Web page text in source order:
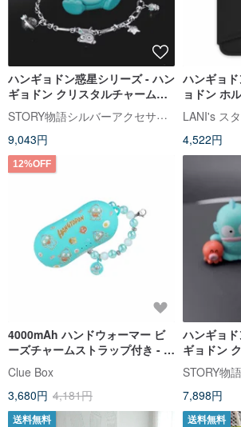
ハンギョドン惑星シリーズ - ハン
ギョドン クリスタルチャームブ
レスレット
STORY物語シルバーアクセサリー
9,043円
ハンギョ
ョドン ホ
ダー ブラ
電話 ホル
4,522円
12%OFF
4000mAh ハンドウォーマー ビ
ーズチャームストラップ付き - ハ
ンギョドン
Clue Box
3,680円 4,181円
ハンギョ
ギョドン
7,898円
送料無料 送料無料